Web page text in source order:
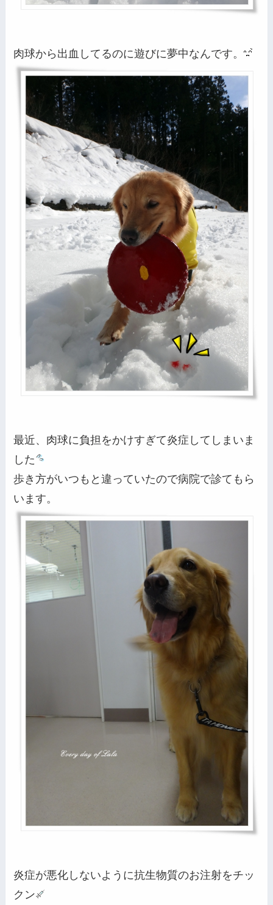
肉球から出血してるのに遊びに夢中なんです。
最近、肉球に負担をかけすぎて炎症してしまいま
した
歩き方がいつもと違っていたので病院で診てもら
います。
炎症が悪化しないように抗生物質のお注射をチッ
クン